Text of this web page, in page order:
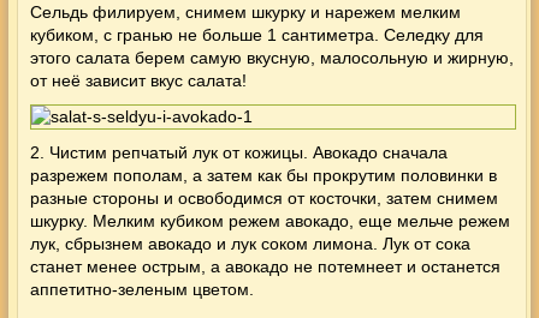
Сельдь филируем, снимем шкурку и нарежем мелким
кубиком, с гранью не больше 1 сантиметра. Селедку для
этого салата берем самую вкусную, малосольную и жирную,
от неё зависит вкус салата!
2. Чистим репчатый лук от кожицы. Авокадо сначала
разрежем пополам, а затем как бы прокрутим половинки в
разные стороны и освободимся от косточки, затем снимем
шкурку. Мелким кубиком режем авокадо, еще мельче режем
лук, сбрызнем авокадо и лук соком лимона. Лук от сока
станет менее острым, а авокадо не потемнеет и останется
аппетитно-зеленым цветом.